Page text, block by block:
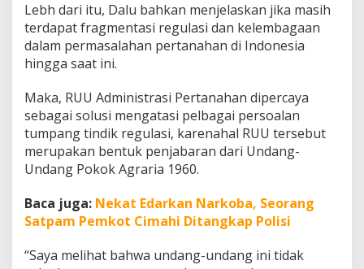
Lebh dari itu, Dalu bahkan menjelaskan jika masih
terdapat fragmentasi regulasi dan kelembagaan
dalam permasalahan pertanahan di Indonesia
hingga saat ini.
Maka, RUU Administrasi Pertanahan dipercaya
sebagai solusi mengatasi pelbagai persoalan
tumpang tindik regulasi, karenahal RUU tersebut
merupakan bentuk penjabaran dari Undang-
Undang Pokok Agraria 1960.
Baca juga: Nekat Edarkan Narkoba, Seorang
Satpam Pemkot Cimahi Ditangkap Polisi
“Saya melihat bahwa undang-undang ini tidak